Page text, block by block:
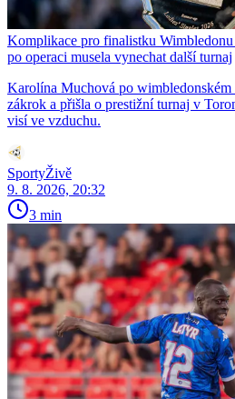
Komplikace pro finalistku
po operaci musela vynechat další turnaj
Karolína Muchová po
zákrok a přišla o prestižní turnaj v
visí ve vzduchu.
SportyŽivě
9. 8. 2026, 20:32
3 min